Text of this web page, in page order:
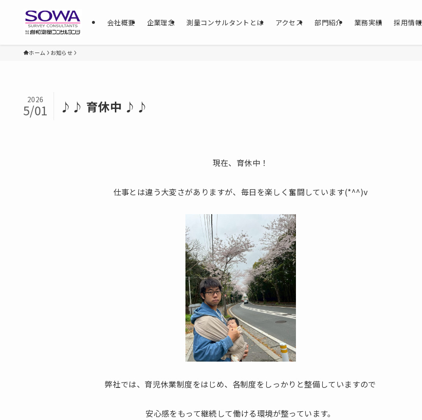
会社概要 企業理念 測量コンサルタントとは アクセス 部門紹介 業務実績 採用情報
ホーム お知らせ
♪♪ 育休中 ♪♪
2026
5/01
現在、育休中！
仕事とは違う大変さがありますが、毎日を楽しく奮闘しています(*^^)v
弊社では、育児休業制度をはじめ、各制度をしっかりと整備していますので
安心感をもって継続して働ける環境が整っています。